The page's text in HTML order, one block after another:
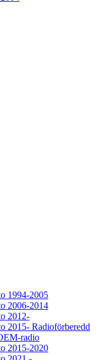
1994-2005
2006-2014
2012-
2015- Radioförberedd
radio
2015-2020